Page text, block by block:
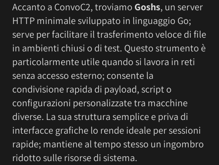
Accanto a ConvoC2, troviamo Goshs, un server
HTTP minimale sviluppato in linguaggio Go;
serve per facilitare il trasferimento veloce di file
in ambienti chiusi o di test. Questo strumento è
particolarmente utile quando si lavora in reti
senza accesso esterno; consente la
condivisione rapida di payload, script o
configurazioni personalizzate tra macchine
diverse. La sua struttura semplice e priva di
interfacce grafiche lo rende ideale per sessioni
rapide; mantiene al tempo stesso un ingombro
ridotto sulle risorse di sistema.